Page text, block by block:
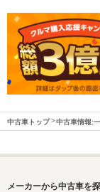
中古車トップ 中古車情報:
メーカーから中古車を